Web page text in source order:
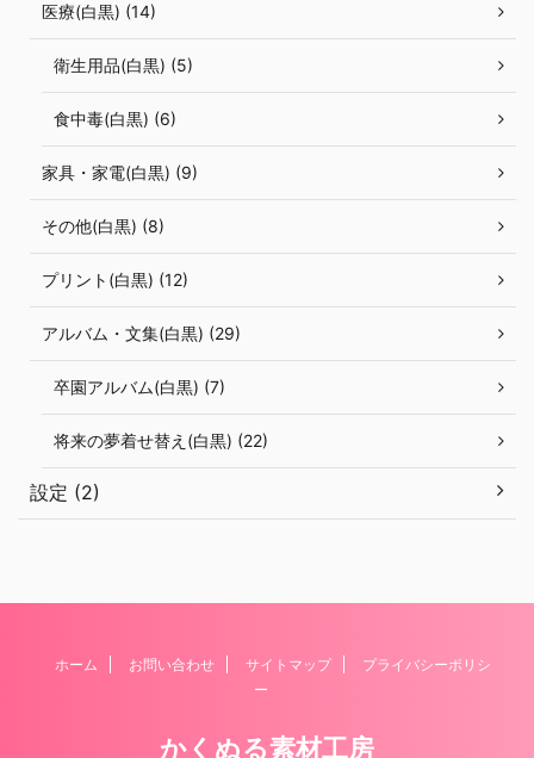
医療(白黒) (14)
衛生用品(白黒) (5)
食中毒(白黒) (6)
家具・家電(白黒) (9)
その他(白黒) (8)
プリント(白黒) (12)
アルバム・文集(白黒) (29)
卒園アルバム(白黒) (7)
将来の夢着せ替え(白黒) (22)
設定 (2)
ホーム お問い合わせ サイトマップ
プライバシーポリシ
ー
かくぬる素材工房